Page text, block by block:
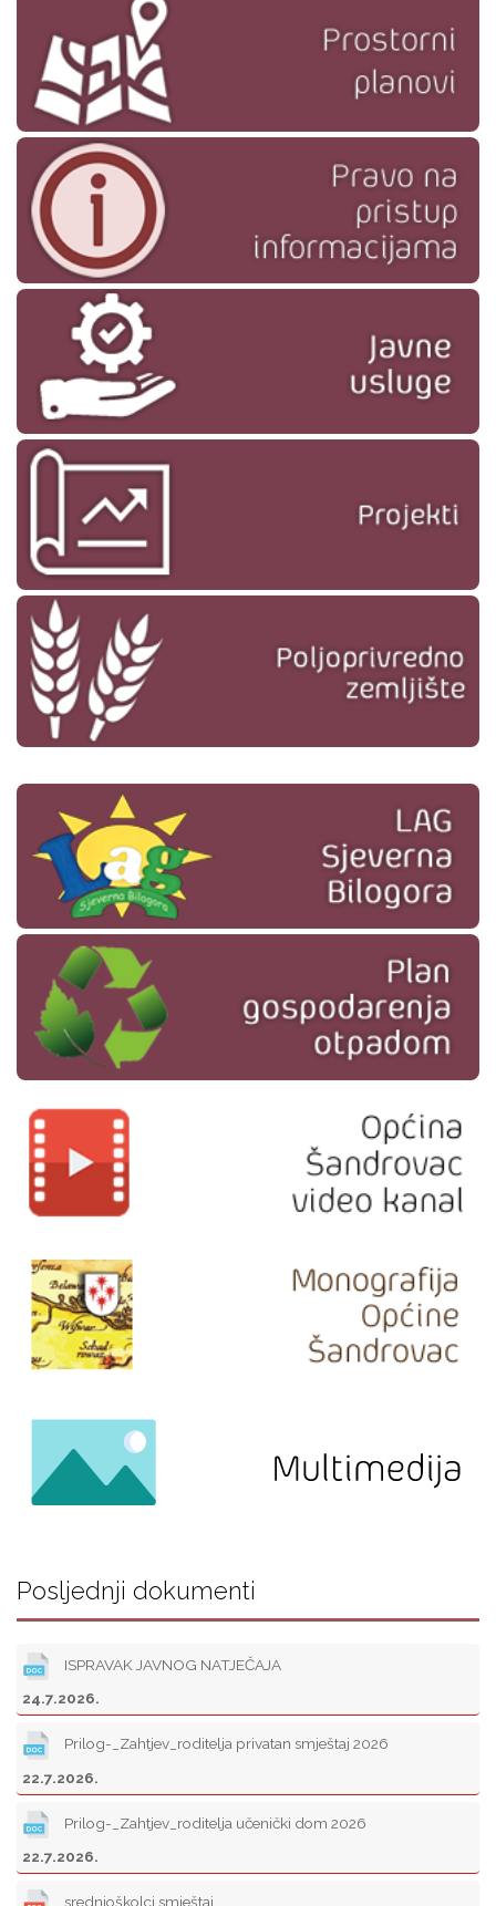
Posljednji dokumenti
ISPRAVAK JAVNOG NATJEČAJA
24.7.2026.
Prilog-_Zahtjev_roditelja privatan smještaj 2026
22.7.2026.
Prilog-_Zahtjev_roditelja učenički dom 2026
22.7.2026.
srednjoškolci smještaj